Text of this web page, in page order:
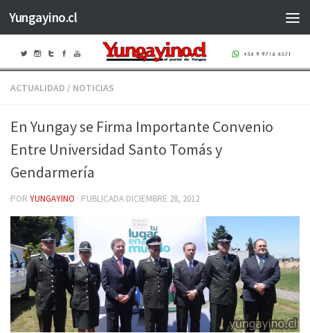
Saltar al contenido
Yungayino.cl
ACTUALIDAD / NOTICIAS
En Yungay se Firma Importante Convenio
Entre Universidad Santo Tomás y
Gendarmería
POR YUNGAYINO · PUBLICADA DICIEMBRE 28, 2012